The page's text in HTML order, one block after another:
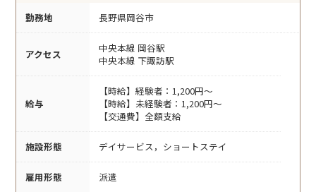
勤務地 長野県岡谷市
アクセス
中央本線 岡谷駅
中央本線 下諏訪駅
給与
【時給】経験者：1,200円～
【時給】未経験者：1,200円～
【交通費】全額支給
施設形態 デイサービス，ショートステイ
雇用形態 派遣